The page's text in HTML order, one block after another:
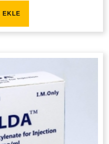
EKLE